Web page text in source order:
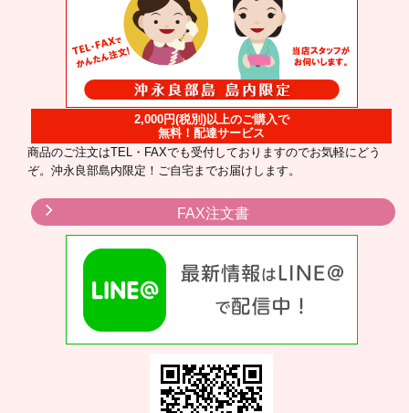
2,000円(税別)以上のご購入で
無料！配達サービス
商品のご注文はTEL・FAXでも受付しておりますのでお気軽にどう
ぞ。沖永良部島内限定！ご自宅までお届けします。
FAX注文書